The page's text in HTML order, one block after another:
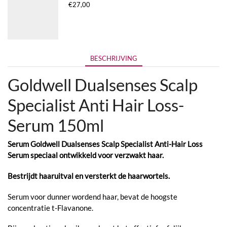
€27,00
BESCHRIJVING
Goldwell Dualsenses Scalp
Specialist Anti Hair Loss-
Serum 150ml
Serum Goldwell Dualsenses Scalp Specialist Anti-Hair Loss
Serum speciaal ontwikkeld voor verzwakt haar.
Bestrijdt haaruitval en versterkt de haarwortels.
Serum voor dunner wordend haar, bevat de hoogste
concentratie t-Flavanone.